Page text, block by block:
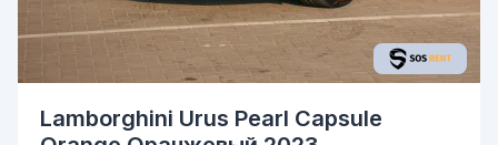
Lamborghini Urus Pearl Capsule